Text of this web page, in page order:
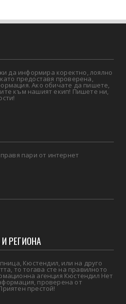
да информира коректно, лоялно
предоставя проверена,
Ако обичате да пишете,
към нашият екип! Пишете ни,
пари от интернет
РЕГИОНА
Кюстендил, или на друго
то тогава сте на правилното
агенция Кюстендил Нет
проверена от
престой!